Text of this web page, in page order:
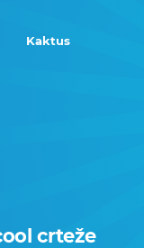
Kaktus
crteže